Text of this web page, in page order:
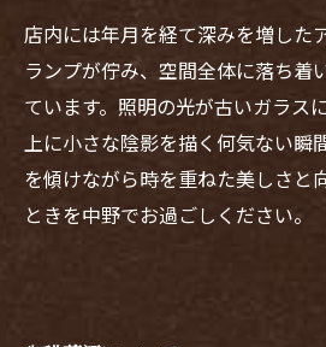
店内には年月を経て深みを増した
ランプが佇み、空間全体に落ち着
ています。照明の光が古いガラス
上に小さな陰影を描く何気ない瞬
を傾けながら時を重ねた美しさと
ときを中野でお過ごしください。